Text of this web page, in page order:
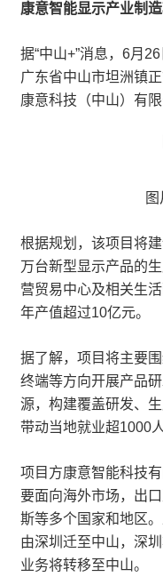
康意智能显示产业制
据“中山+”消息，6月
广东省中山市坦洲镇
康意科技（中山）有
根据规划，该项目将
万台新型显示产品的
营贸易中心及相关生
年产值超过10亿元。
据了解，项目将主要
终端等方向开展产品
源，构建覆盖研发、
带动当地就业超1000人
项目方康意智能科技
要面向海外市场，出
斯等多个国家和地区
由深圳迁至中山，深
业务将转移至中山。